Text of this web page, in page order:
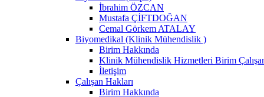
İbrahim ÖZCAN
Mustafa ÇİFTDOĞAN
Cemal Görkem ATALAY
Biyomedikal (Klinik Mühendislik )
Birim Hakkında
Klinik Mühendislik Hizmetleri Birim
İletişim
Çalışan Hakları
Birim Hakkında